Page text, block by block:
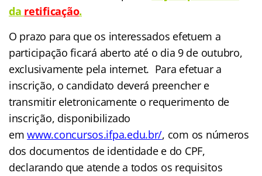
da retificação.
O prazo para que os interessados efetuem a
participação ficará aberto até o dia 9 de outubro,
exclusivamente pela internet. Para efetuar a
inscrição, o candidato deverá preencher e
transmitir eletronicamente o requerimento de
inscrição, disponibilizado
emwww.concursos.ifpa.edu.br/, com os números
dos documentos de identidade e do CPF,
declarando que atende a todos os requisitos